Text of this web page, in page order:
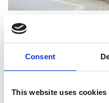
Consent
This website uses cookies
10. juni 2015
Raunstrup er
renovering og ombygning
afd. 15. Store Tingbakke i
afdelingens 217 boliger,